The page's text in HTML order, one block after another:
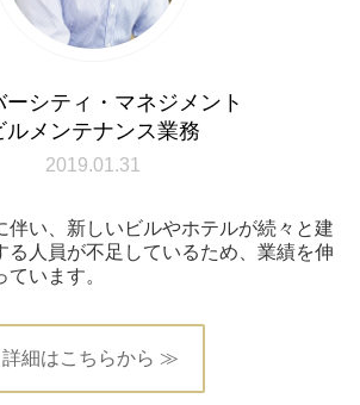
ーシティ・マネジメント
ルメンテナンス業務
2019.01.31
伴い、新しいビルやホテルが続々と建
る人員が不足しているため、業績を伸
います。
詳細はこちらから ≫